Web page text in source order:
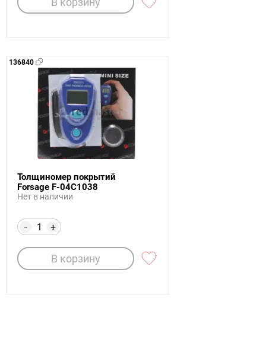
136840
Толщиномер покрытий
Forsage F-04C1038
Нет в наличии
+
-
В корзину